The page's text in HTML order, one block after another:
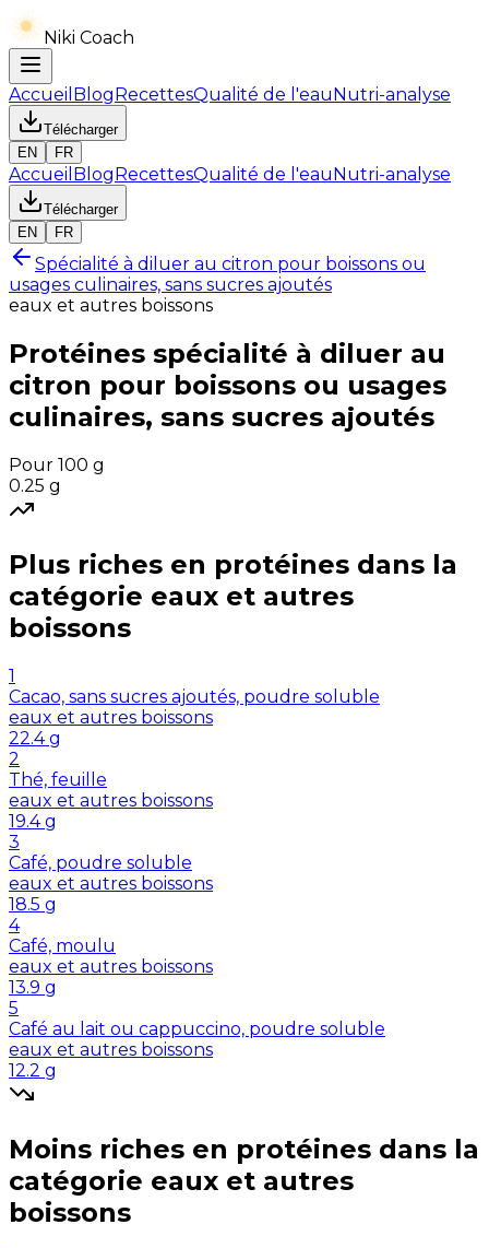
Niki Coach
Accueil BlogRecettesQualité de l'eauNutri-analyse
Télécharger
EN
FR
Accueil BlogRecettesQualité de l'eauNutri-analyse
Télécharger
EN
FR
Spécialité à diluer au citron pour boissons ou
usages culinaires, sans sucres ajoutés
eaux et autres boissons
Protéines spécialité à diluer au
citron pour boissons ou usages
culinaires, sans sucres ajoutés
Pour 100 g
0.25 g
Plus riches en protéines dans la
catégorie eaux et autres
boissons
1
Cacao, sans sucres ajoutés, poudre soluble
eaux et autres boissons
22.4 g
2
Thé, feuille
eaux et autres boissons
19.4 g
3
Café, poudre soluble
eaux et autres boissons
18.5 g
4
Café, moulu
eaux et autres boissons
13.9 g
5
Café au lait ou cappuccino, poudre soluble
eaux et autres boissons
12.2 g
Moins riches en protéines dans la
catégorie eaux et autres
boissons